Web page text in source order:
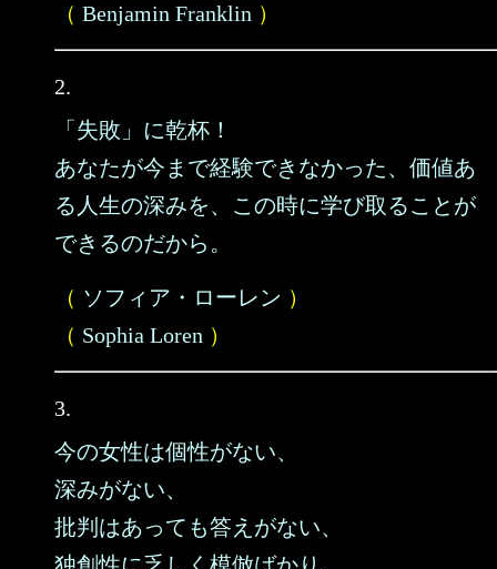
（ Benjamin Franklin ）
2.
「失敗」に乾杯！
あなたが今まで経験できなかった、価値あ
る人生の深みを、この時に学び取ることが
できるのだから。
（ ソフィア・ローレン ）
（ Sophia Loren ）
3.
今の女性は個性がない、
深みがない、
批判はあっても答えがない、